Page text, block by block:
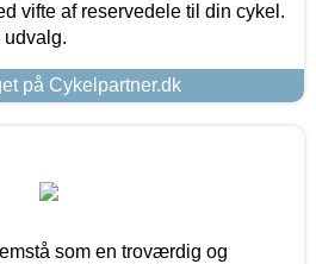
vifte af reservedele til din cykel.
udvalg.
på Cykelpartner.dk
som en troværdig og